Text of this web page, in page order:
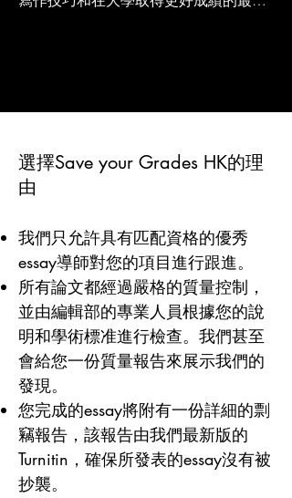
我們認為突出我們essay代寫服務質量的
不言自明！我們已經製作了一些很棒的
樣品，可以準確地向您展示從我們這裡
訂購時您將收到的作品類型。看看我們
階段準備的，涵蓋了一系列年級和科
目。
選擇Save your Grades HK的理
由
我們只允許具有匹配資格的優秀
essay導師對您的項目進行跟進。
所有論文都經過嚴格的質量控制，
並由編輯部的專業人員根據您的說
明和學術標准進行檢查。我們甚至
會給您一份質量報告來展示我們的
發現。
您完成的essay將附有一份詳細的剽
竊報告，該報告由我們最新版的
Turnitin，確保所發表的essay沒有被
抄襲。